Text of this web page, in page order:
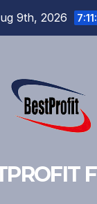
9th, 2026